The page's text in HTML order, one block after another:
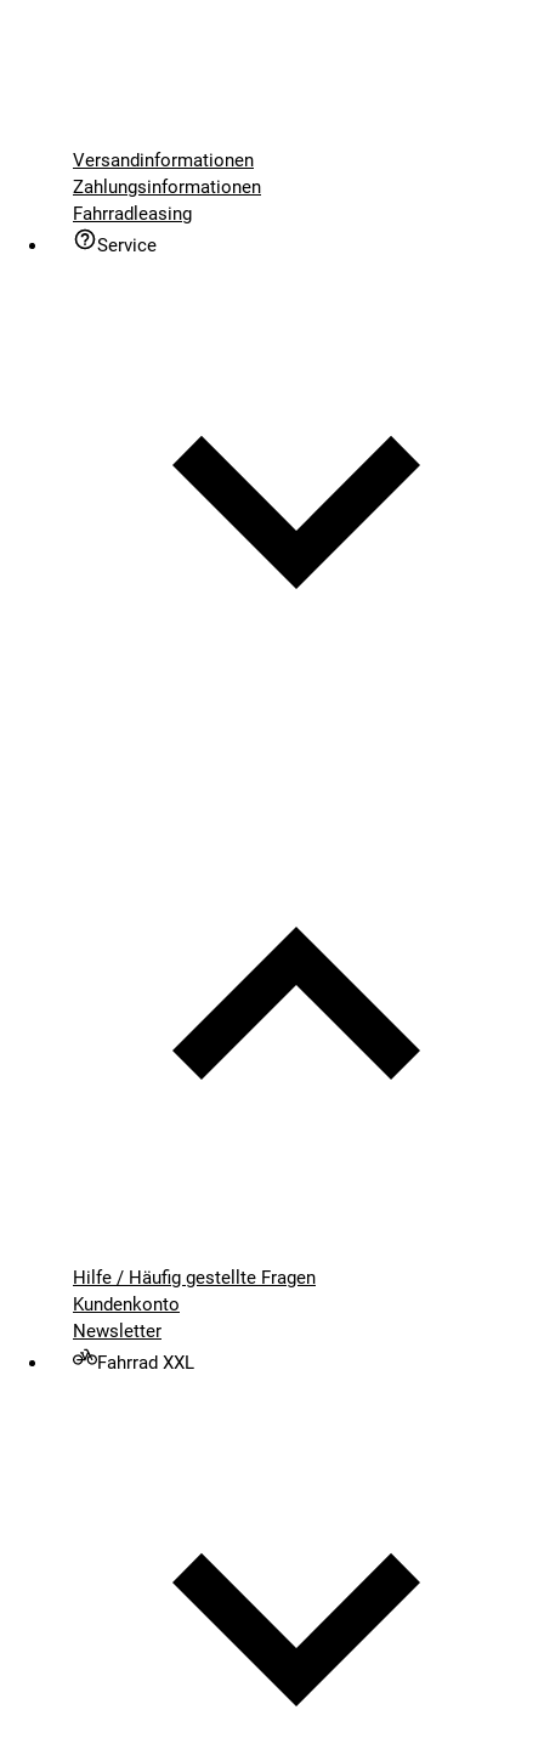
Versandinformationen
Zahlungsinformationen
Fahrradleasing
Service
Hilfe / Häufig gestellte Fragen
Kundenkonto
Newsletter
Fahrrad XXL